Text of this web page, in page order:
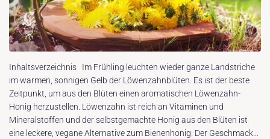
Inhaltsverzeichnis Im Frühling leuchten wieder ganze Landstriche
im warmen, sonnigen Gelb der Löwenzahnblüten. Es ist der beste
Zeitpunkt, um aus den Blüten einen aromatischen Löwenzahn-
Honig herzustellen. Löwenzahn ist reich an Vitaminen und
Mineralstoffen und der selbstgemachte Honig aus den Blüten ist
eine leckere, vegane Alternative zum Bienenhonig. Der Geschmack...